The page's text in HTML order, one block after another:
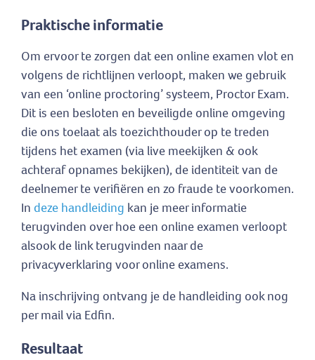
Praktische informatie
Om ervoor te zorgen dat een online examen vlot en
volgens de richtlijnen verloopt, maken we gebruik
van een ‘online proctoring’ systeem, Proctor Exam.
Dit is een besloten en beveiligde online omgeving
die ons toelaat als toezichthouder op te treden
tijdens het examen (via live meekijken & ook
achteraf opnames bekijken), de identiteit van de
deelnemer te verifiëren en zo fraude te voorkomen.
In deze handleiding kan je meer informatie
terugvinden over hoe een online examen verloopt
alsook de link terugvinden naar de
privacyverklaring voor online examens.
Na inschrijving ontvang je de handleiding ook nog
per mail via Edfin.
Resultaat